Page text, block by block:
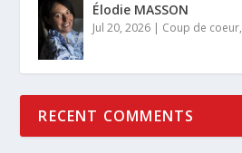
Élodie MASSON
Jul 20, 2026 | Coup de coeur,
RECENT COMMENTS